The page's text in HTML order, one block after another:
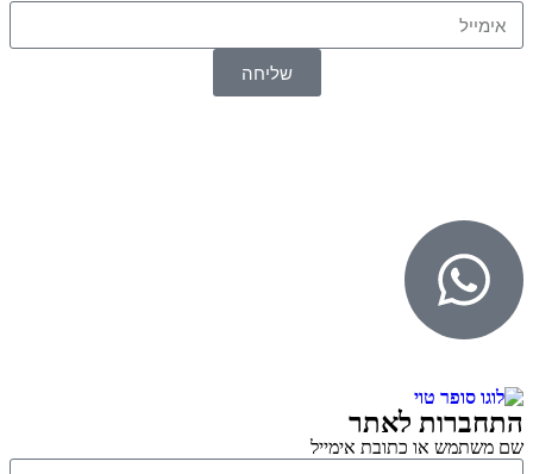
שליחה
התחברות לאתר
שם משתמש או כתובת אימייל